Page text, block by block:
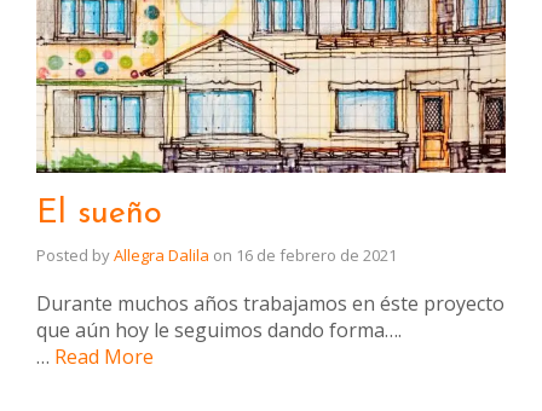
El sueño
Posted byAllegra Dalila on 16 de febrero de 2021
Durante muchos años trabajamos en éste proyecto
que aún hoy le seguimos dando forma….
… Read More